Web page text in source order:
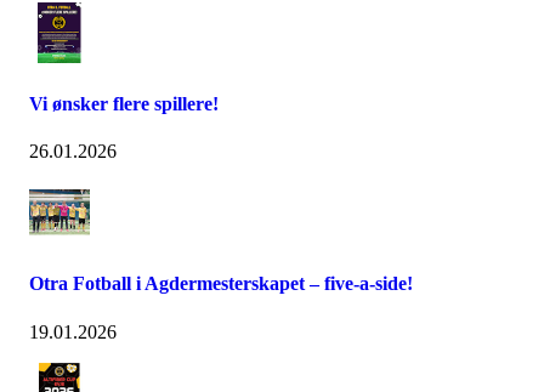
Vi ønsker flere spillere!
26.01.2026
Otra Fotball i Agdermesterskapet – five-a-side!
19.01.2026